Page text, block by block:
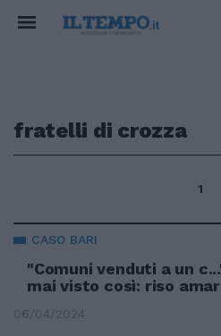
fratelli di crozza
1
CASO BARI
"Comuni venduti a un
mai visto così: riso
06/04/2024